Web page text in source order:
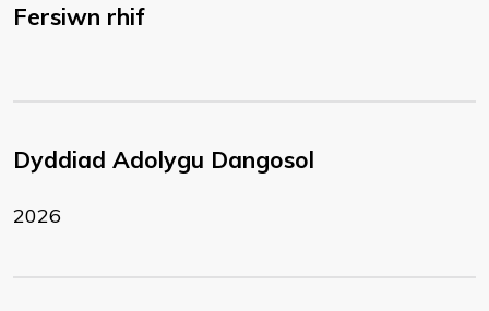
Fersiwn rhif
Dyddiad Adolygu Dangosol
2026